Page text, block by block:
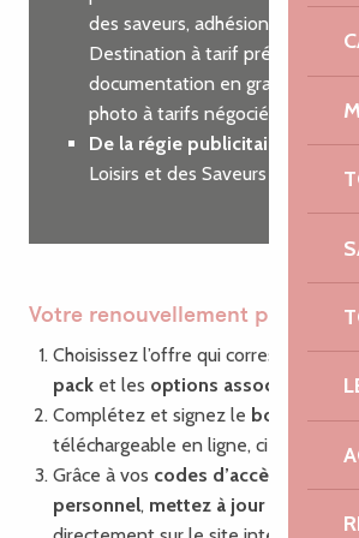
des saveurs, adhésion à Côtes
Destination à tarif préférentiel,
documentation en grande
photo à tarifs négociés…
De la régie publicitaire
sur nos
Loisirs et des Saveurs
Votre renouvellement pas à pas
Choisissez l’offre qui correspond à
pack et les options associées
Complétez et signez le bon de
téléchargeable en ligne, ci-dessous.
Grâce à vos codes d’accès
personnel, mettez à jour vos